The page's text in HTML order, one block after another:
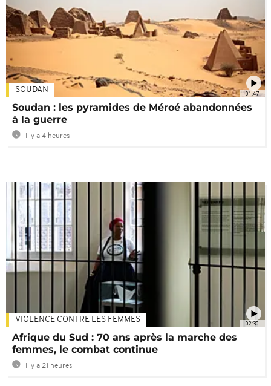
01:47
SOUDAN
Soudan : les pyramides de Méroé abandonnées
à la guerre
Il y a 4 heures
02:30
VIOLENCE CONTRE LES FEMMES
Afrique du Sud : 70 ans après la marche des
femmes, le combat continue
Il y a 21 heures